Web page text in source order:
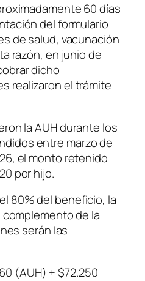
60 días
del formulario
de salud, vacunación
razón, en junio de
dicho
realizaron el trámite
la AUH durante los
entre marzo de
el monto retenido
por hijo.
80% del beneficio, la
de la
serán las
(AUH) + $72.250